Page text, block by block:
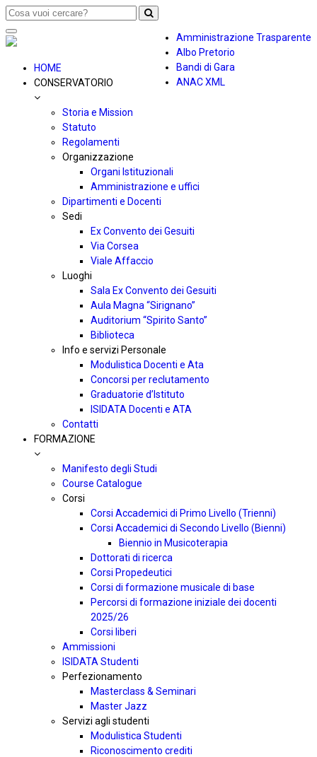
Amministrazione Trasparente
Albo Pretorio
Bandi di Gara
ANAC XML
Toggle
navigation
HOME
CONSERVATORIO
Storia e Mission
Statuto
Regolamenti
Organizzazione
Organi Istituzionali
Amministrazione e uffici
Dipartimenti e Docenti
Sedi
Ex Convento dei Gesuiti
Via Corsea
Viale Affaccio
Luoghi
Sala Ex Convento dei Gesuiti
Aula Magna “Sirignano”
Auditorium “Spirito Santo”
Biblioteca
Info e servizi Personale
Modulistica Docenti e Ata
Concorsi per reclutamento
Graduatorie d’Istituto
ISIDATA Docenti e ATA
Contatti
FORMAZIONE
Manifesto degli Studi
Course Catalogue
Corsi
Corsi Accademici di Primo Livello (Trienni)
Corsi Accademici di Secondo Livello (Bienni)
Biennio in Musicoterapia
Dottorati di ricerca
Corsi Propedeutici
Corsi di formazione musicale di base
Percorsi di formazione iniziale dei docenti
2025/26
Corsi liberi
Ammissioni
ISIDATA Studenti
Perfezionamento
Masterclass & Seminari
Master Jazz
Servizi agli studenti
Modulistica Studenti
Riconoscimento crediti